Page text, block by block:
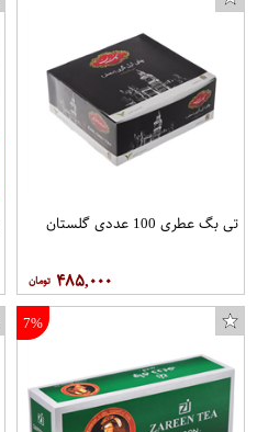
تی بگ عطری 100 عددی گلستان
۴۸۵,۰۰۰
7%